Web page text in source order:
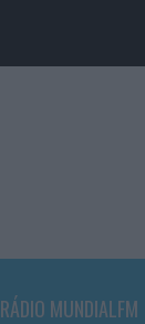
RÁDIO MUNDIALFM